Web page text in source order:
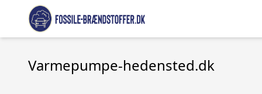
Varmepumpe-hedensted.dk